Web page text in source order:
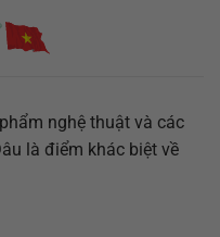
nghệ thuật và các
là điểm khác biệt về